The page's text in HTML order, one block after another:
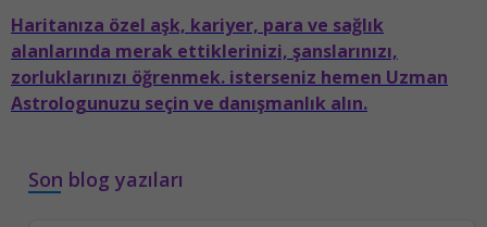
Haritanıza özel aşk, kariyer, para ve sağlık
alanlarında merak ettiklerinizi, şanslarınızı,
zorluklarınızı öğrenmek. isterseniz hemen Uzman
Astrologunuzu seçin ve danışmanlık alın.
Son blog yazıları